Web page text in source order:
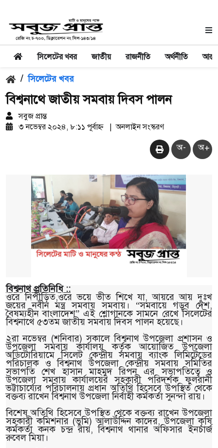
সিলেটের খবর জাতীয় রাজনীতি অর্থনীতি
/ সিলেটের খবর
বিশ্বনাথে জাতীয় সমবায় দিবস পালন
সবুজ প্রান্ত
৩ নভেম্বর ২০২৪, ৮:১১ পূর্বাহ্ন
অনলাইন সংস্করণ
অ- অ+
বিশ্বনাথ প্রতিনিধি ::
ওরে নিপীড়িত,ওরে ভয়ে ভীত শিখে যা, আয়রে আয় দুঃখ
জয়ের নবীন মন্ত্র সমবায় সমবায়। “সমবায়ে গড়ব দেশ,
বৈষম্যহীন বাংলাদেশ” এই শ্লোগানকে সামনে রেখে সিলেটের
বিশ্বনাথে ৫৩তম জাতীয় সমবায় দিবস পালন হয়েছে।
২রা নভেম্বর (শনিবার) সকালে বিশ্বনাথ উপজেলা প্রশাসন ও
উপজেলা সমবায় কার্যালয় কর্তৃক আয়োজিত উপজেলা
অডিটোরিয়ামে সিলেট কেন্দ্রীয় সমবায় ব্যাংক লিমিটেডের
পরিচালক ও বিশ্বনাথ উপজেলা কেন্দ্রীয় সমবায় সমিতির
সভাপতি শেখ হাসান মাহমুদ রিপন এর সভাপতিত্বে ও
উপজেলা সমবায় কার্যালয়ের সহকারী পরিদর্শক ফুলরানী
ভট্টাচার্য্যের পরিচালনায় প্রধান অতিথি হিসেবে উপস্থিত থেকে
বক্তব্য রাখেন বিশ্বনাথ উপজেলা নির্বাহী কর্মকর্তা সুনন্দা রায়।
বিশেষ অতিথি হিসেবে উপস্থিত থেকে বক্তব্য রাখেন উপজেলা
সহকারী কমিশনার (ভুমি) আলাউদ্দিন কাদের, উপজেলা কৃষি
কর্মকর্তা কনক চন্দ্র রায়, বিশ্বনাথ থানার অফিসার ইনচার্জ
রুবেল মিয়া।